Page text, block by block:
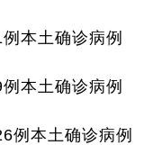
本土确诊病例
本土确诊病例
例本土确诊病例